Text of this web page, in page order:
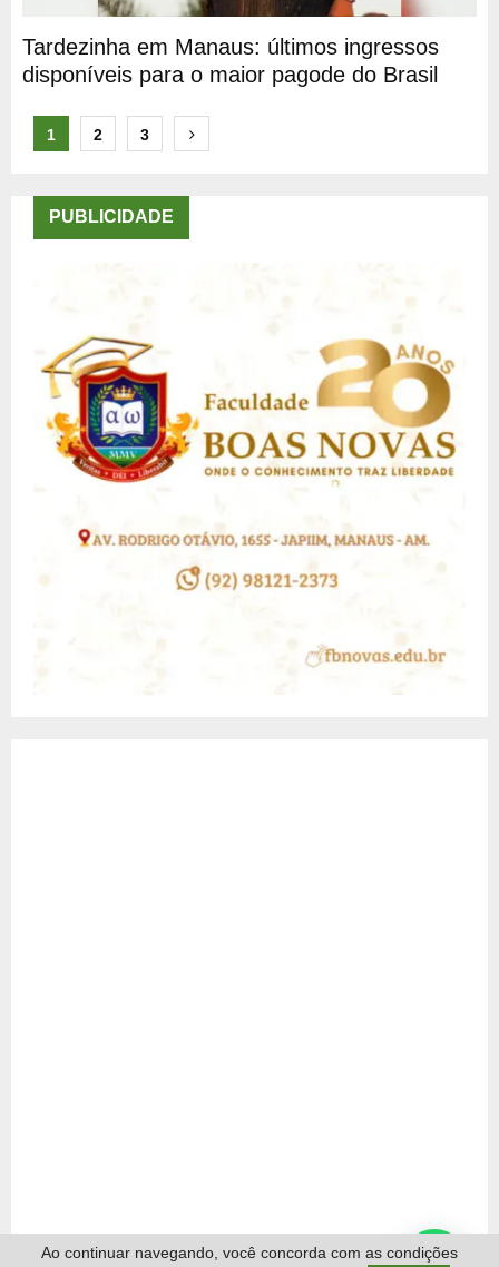
Tardezinha em Manaus: últimos ingressos
disponíveis para o maior pagode do Brasil
Paginação
posts
1 2 3
PUBLICIDADE
Ao continuar navegando, você concorda com as condições